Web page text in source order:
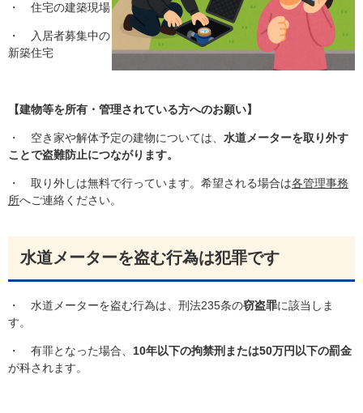
・ 住宅の建築現場
・ 入居者募集中の
新築住宅
【建物等を所有・管理されている方へのお願い】
・ 空き家や解体予定の建物については、 水道メーターを取り外す
ことで盗難防止につながります。
・ 取り外しは無料で行っています。希望される場合は各管理事務
所へご連絡ください。
水道メーターを盗む行為は犯罪です
・ 水道メーターを盗む行為は、刑法235条の窃盗罪に該当しま
す。
・ 有罪となった場合、 10年以下の拘禁刑または50万円以下の罰金
が科されます。